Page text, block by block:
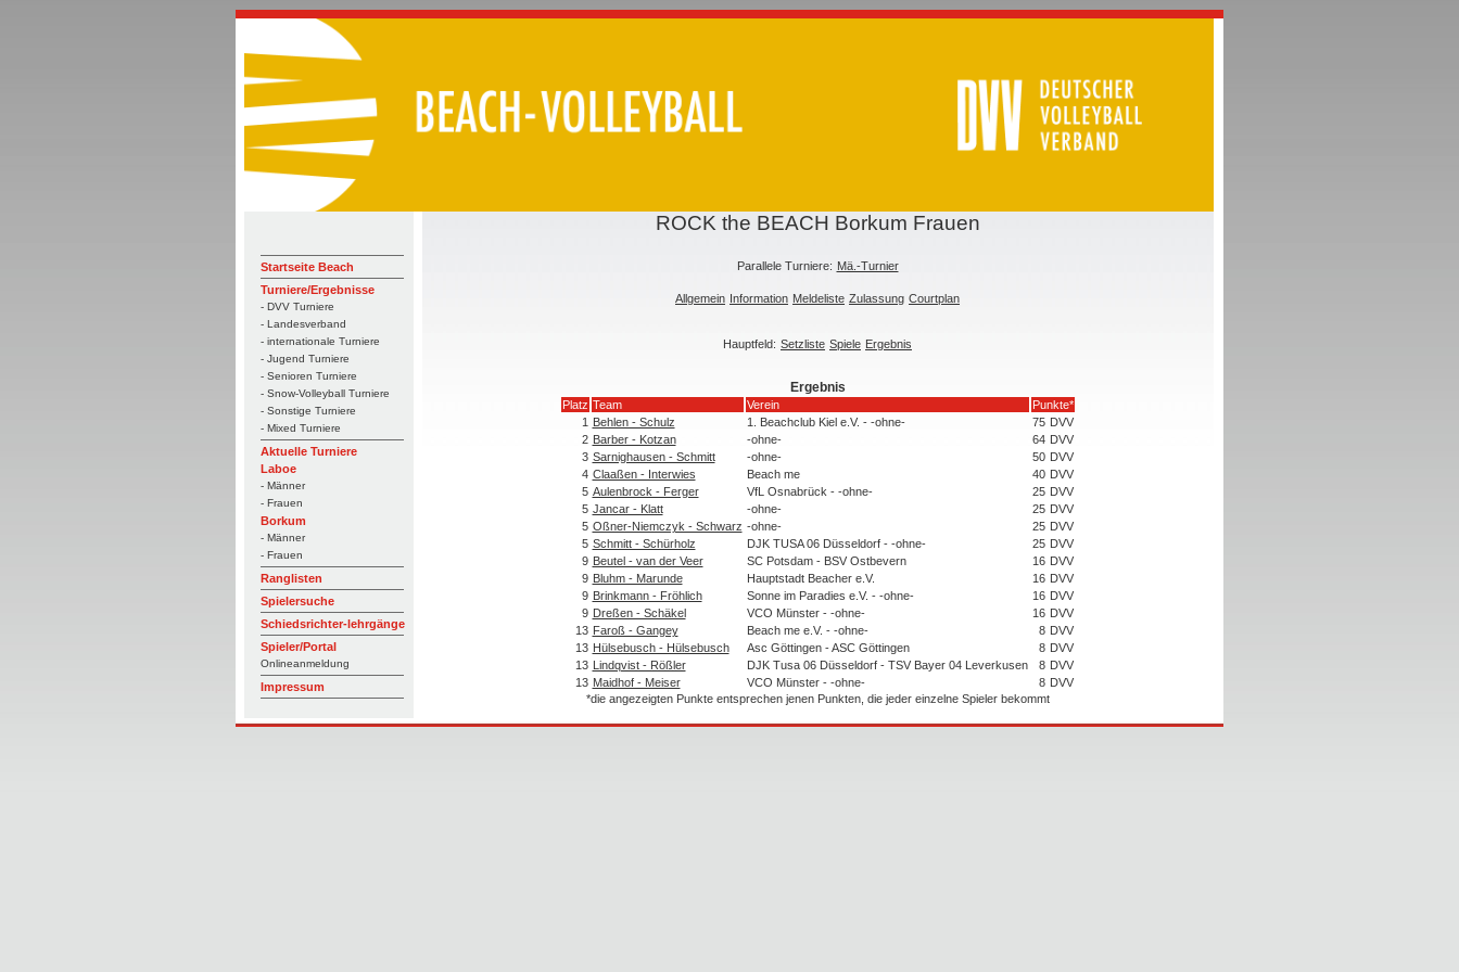
Startseite Beach
Turniere/Ergebnisse
- DVV Turniere
- Landesverband
- internationale Turniere
- Jugend Turniere
- Senioren Turniere
- Snow-Volleyball Turniere
- Sonstige Turniere
- Mixed Turniere
Aktuelle Turniere
Laboe
- Männer
- Frauen
Borkum
- Männer
- Frauen
Ranglisten
Spielersuche
Schiedsrichter-lehrgänge
Spieler/Portal
Onlineanmeldung
Impressum
ROCK the BEACH Borkum Frauen
Parallele Turniere: Mä.-Turnier
Allgemein Information Meldeliste Zulassung Courtplan
Hauptfeld: Setzliste Spiele Ergebnis
Ergebnis
Platz Team Verein
Punkte*
1 Behlen - Schulz 1. Beachclub Kiel e.V. - -ohne- 75 DVV
2 Barber - Kotzan -ohne- 64 DVV
3 Sarnighausen - Schmitt -ohne- 50 DVV
4 Claaßen - Interwies Beach me 40 DVV
5 Aulenbrock - Ferger VfL Osnabrück - -ohne- 25 DVV
5 Jancar - Klatt -ohne- 25 DVV
5 Oßner-Niemczyk - Schwarz -ohne- 25 DVV
5 Schmitt - Schürholz DJK TUSA 06 Düsseldorf - -ohne- 25 DVV
9 Beutel - van der Veer SC Potsdam - BSV Ostbevern 16 DVV
9 Bluhm - Marunde Hauptstadt Beacher e.V. 16 DVV
9 Brinkmann - Fröhlich Sonne im Paradies e.V. - -ohne- 16 DVV
9 Dreßen - Schäkel VCO Münster - -ohne- 16 DVV
13 Faroß - Gangey Beach me e.V. - -ohne- 8 DVV
13 Hülsebusch - Hülsebusch Asc Göttingen - ASC Göttingen 8 DVV
13 Lindqvist - Rößler DJK Tusa 06 Düsseldorf - TSV Bayer 04 Leverkusen 8 DVV
13 Maidhof - Meiser VCO Münster - -ohne- 8 DVV
*die angezeigten Punkte entsprechen jenen Punkten, die jeder einzelne Spieler bekommt